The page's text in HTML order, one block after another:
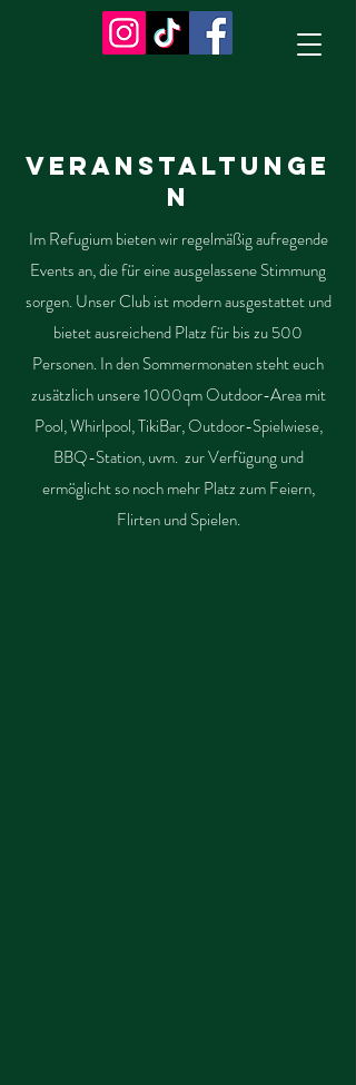
Veranstaltunge
n
Im Refugium bieten wir regelmäßig aufregende
Events an, die für eine ausgelassene Stimmung
sorgen. Unser Club ist modern ausgestattet und
bietet ausreichend Platz für bis zu 500
Personen. In den Sommermonaten steht euch
zusätzlich unsere 1000qm Outdoor-Area mit
Pool, Whirlpool, TikiBar, Outdoor-Spielwiese,
BBQ-Station, uvm. zur Verfügung und
ermöglicht so noch mehr Platz zum Feiern,
Flirten und Spielen.